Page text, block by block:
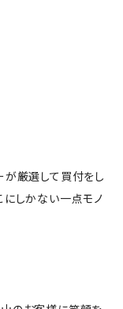
が厳選して買付をし
にしかない一点モノ